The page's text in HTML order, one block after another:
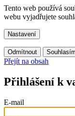
Tento web používá
webu vyjadřujete
Nastavení
Odmítnout
Přejít na obsah
Přihlášení k
E-mail